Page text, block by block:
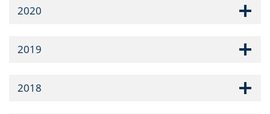
2020
2019
2018